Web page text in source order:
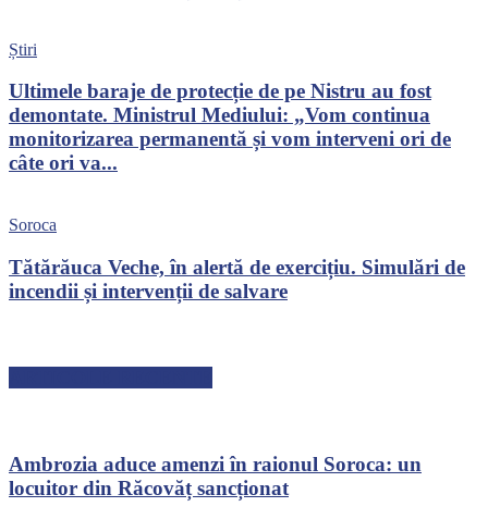
Știri
Ultimele baraje de protecție de pe Nistru au fost
demontate. Ministrul Mediului: „Vom continua
monitorizarea permanentă și vom interveni ori de
câte ori va...
Soroca
Tătărăuca Veche, în alertă de exercițiu. Simulări de
incendii și intervenții de salvare
Ambrozia aduce amenzi în raionul Soroca: un
locuitor din Răcovăț sancționat